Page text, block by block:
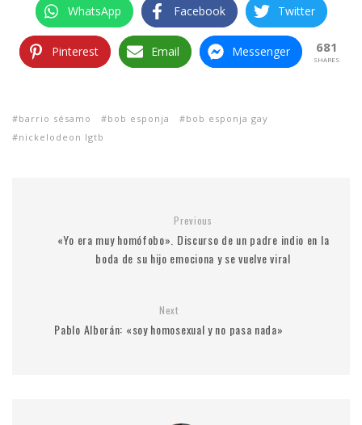
WhatsApp Facebook Twitter
Pinterest Email Messenger 681
SHARES
barrio sésamo bob esponja
bob esponja gay
nickelodeon lgtb
Previous
«Yo era muy homófobo». Discurso de un padre indio en la
boda de su hijo emociona y se vuelve viral
Next
Pablo Alborán: «soy homosexual y no pasa nada»